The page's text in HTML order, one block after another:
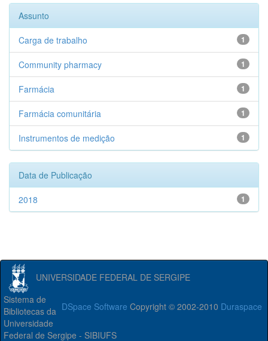
Assunto
1
Carga de trabalho
1
Community pharmacy
1
Farmácia
1
Farmácia comunitária
1
Instrumentos de medição
Data de Publicação
1
2018
UNIVERSIDADE FEDERAL DE SERGIPE
DSpace Software Copyright © 2002-2010 Duraspace
Sistema de
Bibliotecas da
Universidade
Federal de Sergipe - SIBIUFS